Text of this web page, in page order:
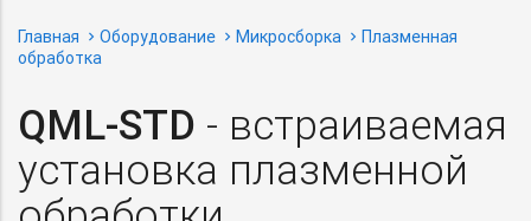
Главная Оборудование Микросборка
Плазменная
обработка
QML-STD - встраиваемая
установка плазменной